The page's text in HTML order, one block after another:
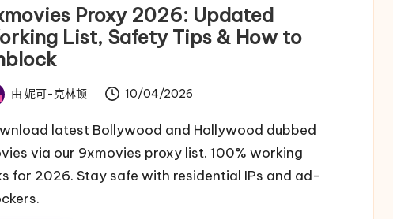
Proxy 2026: Updated
List, Safety Tips & How to
由 妮可-克林顿 10/04/2026
latest Bollywood and Hollywood dubbed
via our 9xmovies proxy list. 100% working
for 2026. Stay safe with residential IPs and ad-